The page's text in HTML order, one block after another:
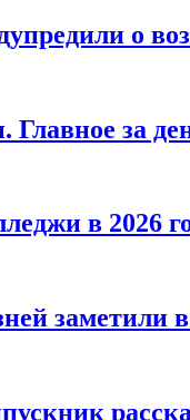
о
Главное за
в 2026
заметили